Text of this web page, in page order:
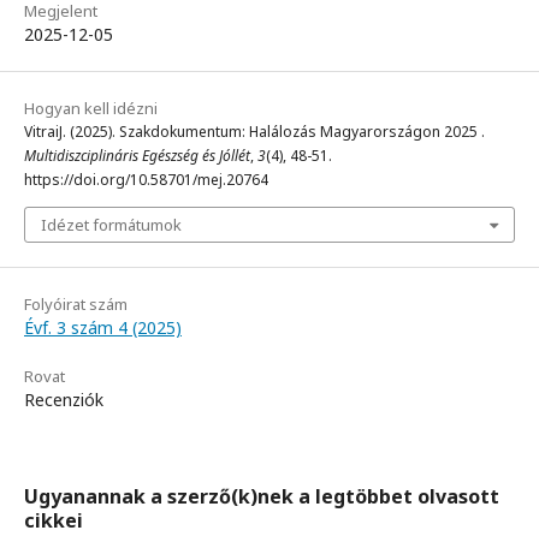
Megjelent
2025-12-05
Hogyan kell idézni
VitraiJ. (2025). Szakdokumentum: Halálozás Magyarországon 2025 .
Multidiszciplináris Egészség és Jóllét,3(4), 48-51.
https://doi.org/10.58701/mej.20764
Idézet formátumok
Folyóirat szám
Évf. 3 szám 4 (2025)
Rovat
Recenziók
Ugyanannak a szerző(k)nek a legtöbbet olvasott
cikkei